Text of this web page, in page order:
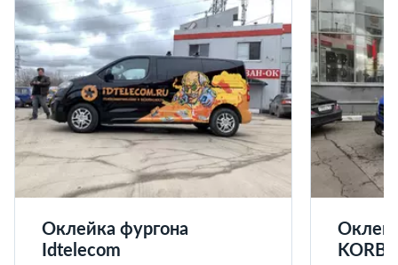
Оклейка фургона
Idtelecom
KORB